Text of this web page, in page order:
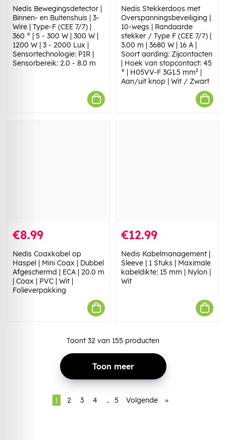
Nedis Bewegingsdetector |
Binnen- en Buitenshuis | 3-
Wire | Type-F (CEE 7/7) |
360 ° | 5 - 300 W | 300 W |
1200 W | 3 - 2000 Lux |
Sensortechnologie: PIR |
Sensorbereik: 2.0 - 8.0 m
Nedis Stekkerdoos met
Overspanningsbeveiliging |
10-wegs | Randaarde
stekker / Type F (CEE 7/7) |
3.00 m | 3680 W | 16 A |
Soort aarding: Zijcontacten
| Hoek van stopcontact: 45
° | H05VV-F 3G1.5 mm² |
Aan/uit knop | Wit / Zwart
€8.99
Nedis Coaxkabel op
Haspel | Mini Coax | Dubbel
Afgeschermd | ECA | 20.0 m
| Coax | PVC | Wit |
Folieverpakking
€12.99
Nedis Kabelmanagement |
Sleeve | 1 Stuks | Maximale
kabeldikte: 15 mm | Nylon |
Wit
Toont 32 van 155 producten
Toon meer
1 2 3 4 .. 5 Volgende »